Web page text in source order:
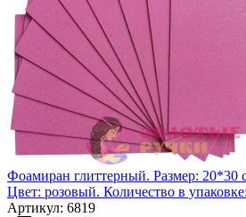
Фоамиран глиттерный. Размер:
Цвет: розовый. Количество в
Артикул: 6819